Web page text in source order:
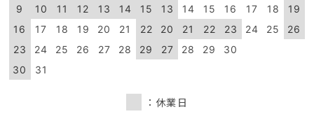
9
10 11 12 13 14
15
16
17 18 19 20 21
22
23
24 25 26 27 28
29
30
31
13
14 15 16 17 18
19
20
21 22 23 24 25
26
27
28 29 30
：休業日